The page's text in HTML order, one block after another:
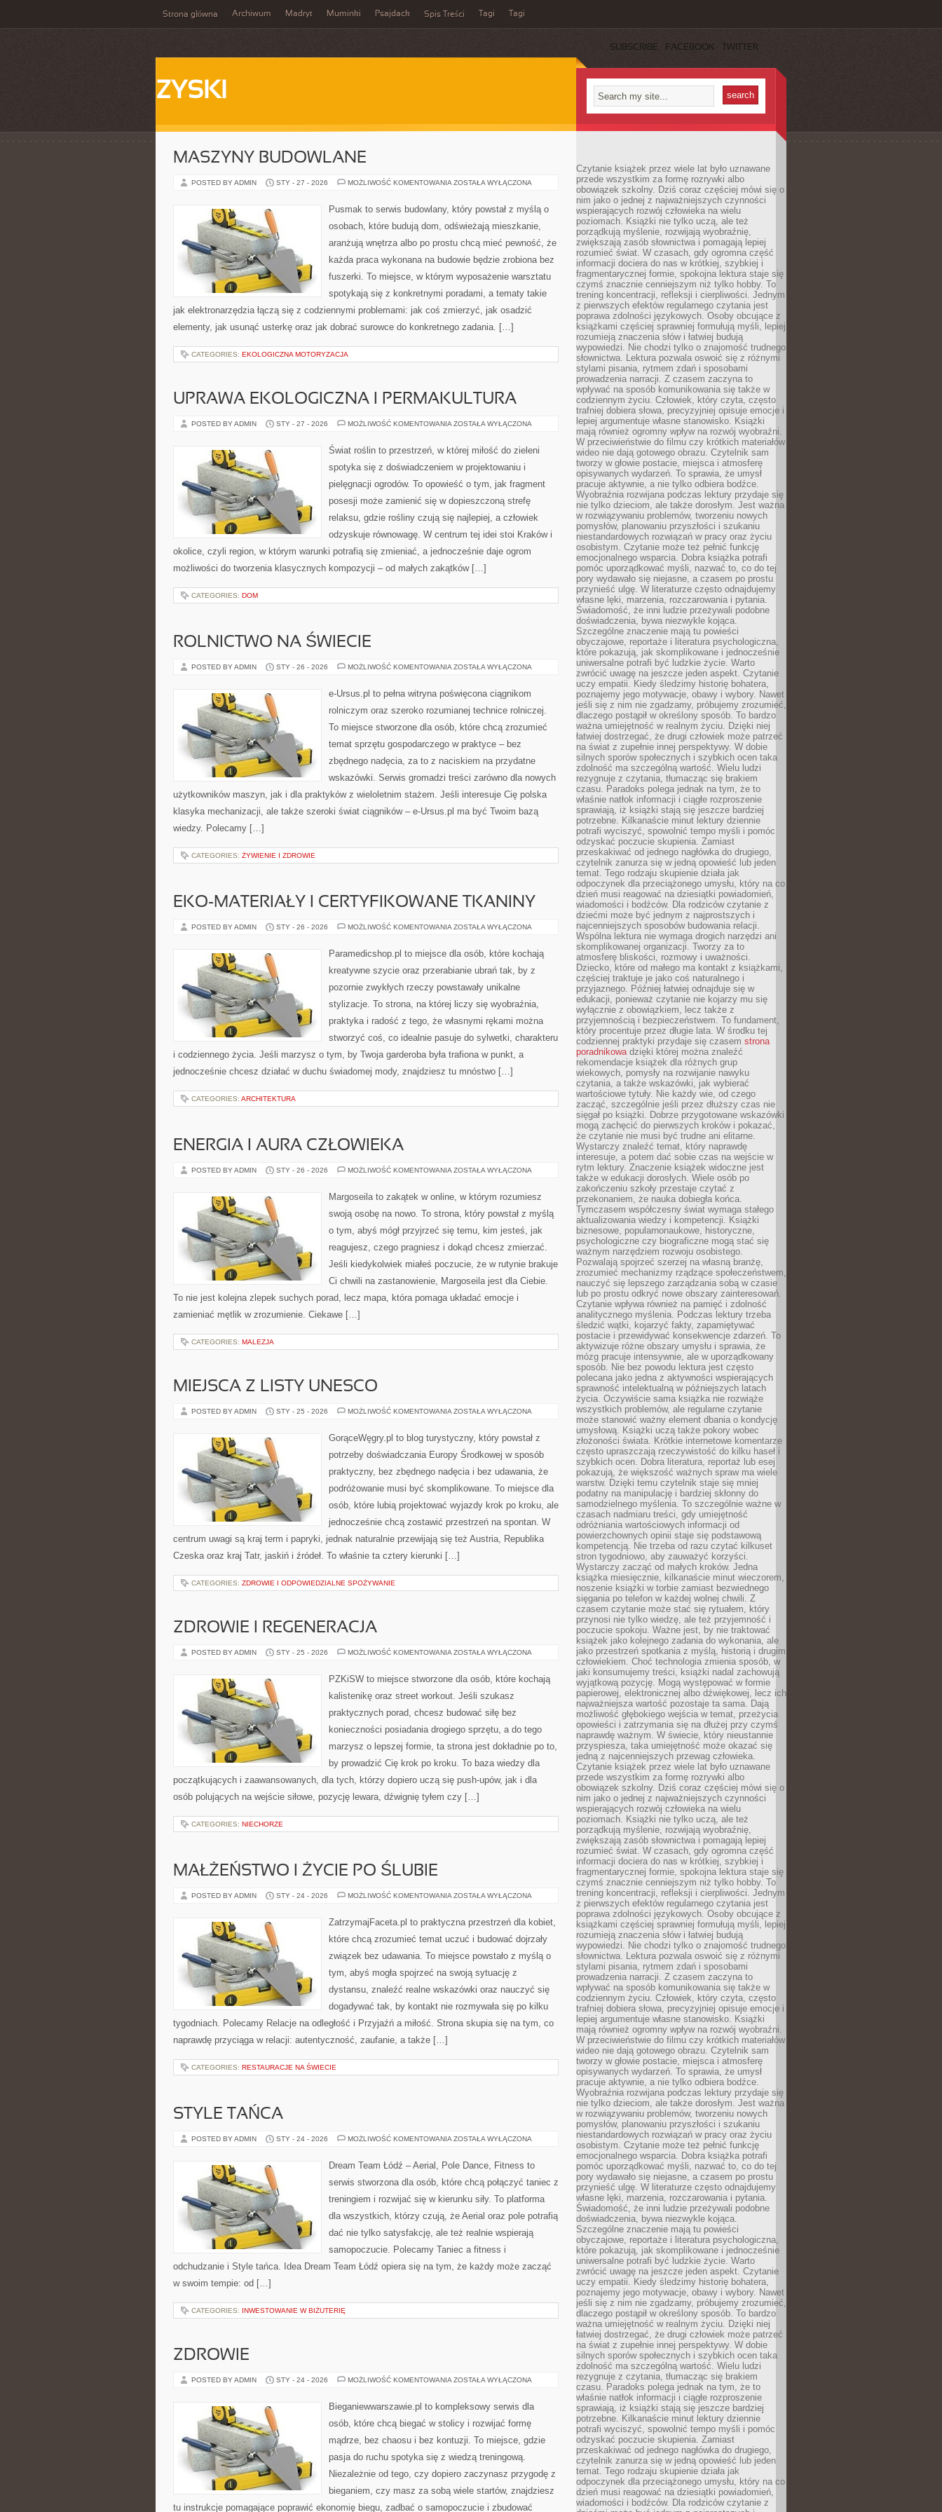
Strona główna Archiwum Madryt Muminki Psajdack Spis Treści Tagi Tagi
SUBSCRIBE FACEBOOK TWITTER
ZYSKI
MASZYNY BUDOWLANE
POSTED BY ADMIN STY - 27 - 2026 MOŻLIWOŚĆ KOMENTOWANIA MASZYNY
ZOSTAŁA WYŁĄCZONA
Pusmak to serwis budowlany, który powstał z myślą o
osobach, które budują dom, odświeżają mieszkanie,
aranżują wnętrza albo po prostu chcą mieć pewność, że
każda praca wykonana na budowie będzie zrobiona bez
fuszerki. To miejsce, w którym wyposażenie warsztatu
spotykają się z konkretnymi poradami, a tematy takie
jak elektronarzędzia łączą się z codziennymi problemami: jak coś zmierzyć, jak osadzić
elementy, jak usunąć usterkę oraz jak dobrać surowce do konkretnego zadania. […]
CATEGORIES: EKOLOGICZNA MOTORYZACJA
UPRAWA EKOLOGICZNA I PERMAKULTURA
POSTED BY ADMIN STY - 27 - 2026 MOŻLIWOŚĆ KOMENTOWANIA UPRAWA
PERMAKULTURA
ZOSTAŁA WYŁĄCZONA
Świat roślin to przestrzeń, w której miłość do zieleni
spotyka się z doświadczeniem w projektowaniu i
pielęgnacji ogrodów. To opowieść o tym, jak fragment
posesji może zamienić się w dopieszczoną strefę
relaksu, gdzie rośliny czują się najlepiej, a człowiek
odzyskuje równowagę. W centrum tej idei stoi Kraków i
okolice, czyli region, w którym warunki potrafią się zmieniać, a jednocześnie daje ogrom
możliwości do tworzenia klasycznych kompozycji – od małych zakątków […]
CATEGORIES: DOM
ROLNICTWO NA ŚWIECIE
POSTED BY ADMIN STY - 26 - 2026 MOŻLIWOŚĆ KOMENTOWANIA ROLNICTWO
ZOSTAŁA WYŁĄCZONA
e-Ursus.pl to pełna witryna poświęcona ciągnikom
rolniczym oraz szeroko rozumianej technice rolniczej.
To miejsce stworzone dla osób, które chcą zrozumieć
temat sprzętu gospodarczego w praktyce – bez
zbędnego nadęcia, za to z naciskiem na przydatne
wskazówki. Serwis gromadzi treści zarówno dla nowych
użytkowników maszyn, jak i dla praktyków z wieloletnim stażem. Jeśli interesuje Cię polska
klasyka mechanizacji, ale także szeroki świat ciągników – e-Ursus.pl ma być Twoim bazą
wiedzy. Polecamy […]
CATEGORIES: ŻYWIENIE I ZDROWIE
EKO-MATERIAŁY I CERTYFIKOWANE TKANINY
POSTED BY ADMIN STY - 26 - 2026 MOŻLIWOŚĆ KOMENTOWANIA EKO-
CERTYFIKOWANE
TKANINY
ZOSTAŁA WYŁĄCZONA
Paramedicshop.pl to miejsce dla osób, które kochają
kreatywne szycie oraz przerabianie ubrań tak, by z
pozornie zwykłych rzeczy powstawały unikalne
stylizacje. To strona, na której liczy się wyobraźnia,
praktyka i radość z tego, że własnymi rękami można
stworzyć coś, co idealnie pasuje do sylwetki, charakteru
i codziennego życia. Jeśli marzysz o tym, by Twoja garderoba była trafiona w punkt, a
jednocześnie chcesz działać w duchu świadomej mody, znajdziesz tu mnóstwo […]
CATEGORIES: ARCHITEKTURA
ENERGIA I AURA CZŁOWIEKA
POSTED BY ADMIN STY - 26 - 2026 MOŻLIWOŚĆ KOMENTOWANIA ENERGIA
CZŁOWIEKA
ZOSTAŁA WYŁĄCZONA
Margoseila to zakątek w online, w którym rozumiesz
swoją osobę na nowo. To strona, który powstał z myślą
o tym, abyś mógł przyjrzeć się temu, kim jesteś, jak
reagujesz, czego pragniesz i dokąd chcesz zmierzać.
Jeśli kiedykolwiek miałeś poczucie, że w rutynie brakuje
Ci chwili na zastanowienie, Margoseila jest dla Ciebie.
To nie jest kolejna zlepek suchych porad, lecz mapa, która pomaga układać emocje i
zamieniać mętlik w zrozumienie. Ciekawe […]
CATEGORIES: MALEZJA
MIEJSCA Z LISTY UNESCO
POSTED BY ADMIN STY - 25 - 2026 MOŻLIWOŚĆ KOMENTOWANIA MIEJSCA
UNESCO
ZOSTAŁA WYŁĄCZONA
GorąceWęgry.pl to blog turystyczny, który powstał z
potrzeby doświadczania Europy Środkowej w sposób
praktyczny, bez zbędnego nadęcia i bez udawania, że
podróżowanie musi być skomplikowane. To miejsce dla
osób, które lubią projektować wyjazdy krok po kroku, ale
jednocześnie chcą zostawić przestrzeń na spontan. W
centrum uwagi są kraj term i papryki, jednak naturalnie przewijają się też Austria, Republika
Czeska oraz kraj Tatr, jaskiń i źródeł. To właśnie ta cztery kierunki […]
CATEGORIES: ZDROWIE I ODPOWIEDZIALNE SPOŻYWANIE
ZDROWIE I REGENERACJA
POSTED BY ADMIN STY - 25 - 2026 MOŻLIWOŚĆ KOMENTOWANIA ZDROWIE
ZOSTAŁA WYŁĄCZONA
PZKiSW to miejsce stworzone dla osób, które kochają
kalistenikę oraz street workout. Jeśli szukasz
praktycznych porad, chcesz budować siłę bez
konieczności posiadania drogiego sprzętu, a do tego
marzysz o lepszej formie, ta strona jest dokładnie po to,
by prowadzić Cię krok po kroku. To baza wiedzy dla
początkujących i zaawansowanych, dla tych, którzy dopiero uczą się push-upów, jak i dla
osób polujących na wejście siłowe, pozycję lewara, dźwignię tyłem czy […]
CATEGORIES: NIECHORZE
MAŁŻEŃSTWO I ŻYCIE PO ŚLUBIE
POSTED BY ADMIN STY - 24 - 2026 MOŻLIWOŚĆ KOMENTOWANIA MAŁŻEŃSTWO
ŚLUBIE
ZOSTAŁA WYŁĄCZONA
ZatrzymajFaceta.pl to praktyczna przestrzeń dla kobiet,
które chcą zrozumieć temat uczuć i budować dojrzały
związek bez udawania. To miejsce powstało z myślą o
tym, abyś mogła spojrzeć na swoją sytuację z
dystansu, znaleźć realne wskazówki oraz nauczyć się
dogadywać tak, by kontakt nie rozmywała się po kilku
tygodniach. Polecamy Relacje na odległość i Przyjaźń a miłość. Strona skupia się na tym, co
naprawdę przyciąga w relacji: autentyczność, zaufanie, a także […]
CATEGORIES: RESTAURACJE NA ŚWIECIE
STYLE TAŃCA
POSTED BY ADMIN STY - 24 - 2026 MOŻLIWOŚĆ KOMENTOWANIA STYLE
ZOSTAŁA WYŁĄCZONA
Dream Team Łódź – Aerial, Pole Dance, Fitness to
serwis stworzona dla osób, które chcą połączyć taniec z
treningiem i rozwijać się w kierunku siły. To platforma
dla wszystkich, którzy czują, że Aerial oraz pole potrafią
dać nie tylko satysfakcję, ale też realnie wspierają
samopoczucie. Polecamy Taniec a fitness i
odchudzanie i Style tańca. Idea Dream Team Łódź opiera się na tym, że każdy może zacząć
w swoim tempie: od […]
CATEGORIES: INWESTOWANIE W BIŻUTERIĘ
ZDROWIE
POSTED BY ADMIN STY - 24 - 2026 MOŻLIWOŚĆ KOMENTOWANIA ZDROWIE
ZOSTAŁA WYŁĄCZONA
Bieganiewwarszawie.pl to kompleksowy serwis dla
osób, które chcą biegać w stolicy i rozwijać formę
mądrze, bez chaosu i bez kontuzji. To miejsce, gdzie
pasja do ruchu spotyka się z wiedzą treningową.
Niezależnie od tego, czy dopiero zaczynasz przygodę z
bieganiem, czy masz za sobą wiele startów, znajdziesz
tu instrukcje pomagające poprawić ekonomię biegu, zadbać o samopoczucie i zbudować
Czytanie książek przez wiele lat było uznawane
przede wszystkim za formę rozrywki albo
obowiązek szkolny. Dziś coraz częściej mówi się o
nim jako o jednej z najważniejszych czynności
wspierających rozwój człowieka na wielu
poziomach. Książki nie tylko uczą, ale też
porządkują myślenie, rozwijają wyobraźnię,
zwiększają zasób słownictwa i pomagają lepiej
rozumieć świat. W czasach, gdy ogromna część
informacji dociera do nas w krótkiej, szybkiej i
fragmentarycznej formie, spokojna lektura staje się
czymś znacznie cenniejszym niż tylko hobby. To
trening koncentracji, refleksji i cierpliwości. Jednym
z pierwszych efektów regularnego czytania jest
poprawa zdolności językowych. Osoby obcujące z
książkami częściej sprawniej formułują myśli, lepiej
rozumieją znaczenia słów i łatwiej budują
wypowiedzi. Nie chodzi tylko o znajomość trudnego
słownictwa. Lektura pozwala oswoić się z różnymi
stylami pisania, rytmem zdań i sposobami
prowadzenia narracji. Z czasem zaczyna to
wpływać na sposób komunikowania się także w
codziennym życiu. Człowiek, który czyta, często
trafniej dobiera słowa, precyzyjniej opisuje emocje i
lepiej argumentuje własne stanowisko. Książki
mają również ogromny wpływ na rozwój wyobraźni.
W przeciwieństwie do filmu czy krótkich materiałów
wideo nie dają gotowego obrazu. Czytelnik sam
tworzy w głowie postacie, miejsca i atmosferę
opisywanych wydarzeń. To sprawia, że umysł
pracuje aktywnie, a nie tylko odbiera bodźce.
Wyobraźnia rozwijana podczas lektury przydaje się
nie tylko dzieciom, ale także dorosłym. Jest ważna
w rozwiązywaniu problemów, tworzeniu nowych
pomysłów, planowaniu przyszłości i szukaniu
niestandardowych rozwiązań w pracy oraz życiu
osobistym. Czytanie może też pełnić funkcję
emocjonalnego wsparcia. Dobra książka potrafi
pomóc uporządkować myśli, nazwać to, co do tej
pory wydawało się niejasne, a czasem po prostu
przynieść ulgę. W literaturze często odnajdujemy
własne lęki, marzenia, rozczarowania i pytania.
Świadomość, że inni ludzie przeżywali podobne
doświadczenia, bywa niezwykle kojąca.
Szczególne znaczenie mają tu powieści
obyczajowe, reportaże i literatura psychologiczna,
które pokazują, jak skomplikowane i jednocześnie
uniwersalne potrafi być ludzkie życie. Warto
zwrócić uwagę na jeszcze jeden aspekt. Czytanie
uczy empatii. Kiedy śledzimy historię bohatera,
poznajemy jego motywacje, obawy i wybory. Nawet
jeśli się z nim nie zgadzamy, próbujemy zrozumieć,
dlaczego postąpił w określony sposób. To bardzo
ważna umiejętność w realnym życiu. Dzięki niej
łatwiej dostrzegać, że drugi człowiek może patrzeć
na świat z zupełnie innej perspektywy. W dobie
silnych sporów społecznych i szybkich ocen taka
zdolność ma szczególną wartość. Wielu ludzi
rezygnuje z czytania, tłumacząc się brakiem
czasu. Paradoks polega jednak na tym, że to
właśnie natłok informacji i ciągłe rozproszenie
sprawiają, iż książki stają się jeszcze bardziej
potrzebne. Kilkanaście minut lektury dziennie
potrafi wyciszyć, spowolnić tempo myśli i pomóc
odzyskać poczucie skupienia. Zamiast
przeskakiwać od jednego nagłówka do drugiego,
czytelnik zanurza się w jedną opowieść lub jeden
temat. Tego rodzaju skupienie działa jak
odpoczynek dla przeciążonego umysłu, który na co
dzień musi reagować na dziesiątki powiadomień,
wiadomości i bodźców. Dla rodziców czytanie z
dziećmi może być jednym z najprostszych i
najcenniejszych sposobów budowania relacji.
Wspólna lektura nie wymaga drogich narzędzi ani
skomplikowanej organizacji. Tworzy za to
atmosferę bliskości, rozmowy i uważności.
Dziecko, które od małego ma kontakt z książkami,
częściej traktuje je jako coś naturalnego i
przyjaznego. Później łatwiej odnajduje się w
edukacji, ponieważ czytanie nie kojarzy mu się
wyłącznie z obowiązkiem, lecz także z
przyjemnością i bezpieczeństwem. To fundament,
który procentuje przez długie lata. W środku tej
codziennej praktyki przydaje się czasem strona
poradnikowadzięki której można znaleźć
rekomendacje książek dla różnych grup
wiekowych, pomysły na rozwijanie nawyku
czytania, a także wskazówki, jak wybierać
wartościowe tytuły. Nie każdy wie, od czego
zacząć, szczególnie jeśli przez dłuższy czas nie
sięgał po książki. Dobrze przygotowane wskazówki
mogą zachęcić do pierwszych kroków i pokazać,
że czytanie nie musi być trudne ani elitarne.
Wystarczy znaleźć temat, który naprawdę
interesuje, a potem dać sobie czas na wejście w
rytm lektury. Znaczenie książek widoczne jest
także w edukacji dorosłych. Wiele osób po
zakończeniu szkoły przestaje czytać z
przekonaniem, że nauka dobiegła końca.
Tymczasem współczesny świat wymaga stałego
aktualizowania wiedzy i kompetencji. Książki
biznesowe, popularnonaukowe, historyczne,
psychologiczne czy biograficzne mogą stać się
ważnym narzędziem rozwoju osobistego.
Pozwalają spojrzeć szerzej na własną branżę,
zrozumieć mechanizmy rządzące społeczeństwem,
nauczyć się lepszego zarządzania sobą w czasie
lub po prostu odkryć nowe obszary zainteresowań.
Czytanie wpływa również na pamięć i zdolność
analitycznego myślenia. Podczas lektury trzeba
śledzić wątki, kojarzyć fakty, zapamiętywać
postacie i przewidywać konsekwencje zdarzeń. To
aktywizuje różne obszary umysłu i sprawia, że
mózg pracuje intensywnie, ale w uporządkowany
sposób. Nie bez powodu lektura jest często
polecana jako jedna z aktywności wspierających
sprawność intelektualną w późniejszych latach
życia. Oczywiście sama książka nie rozwiąże
wszystkich problemów, ale regularne czytanie
może stanowić ważny element dbania o kondycję
umysłową. Książki uczą także pokory wobec
złożoności świata. Krótkie internetowe komentarze
często upraszczają rzeczywistość do kilku haseł i
szybkich ocen. Dobra literatura, reportaż lub esej
pokazują, że większość ważnych spraw ma wiele
warstw. Dzięki temu czytelnik staje się mniej
podatny na manipulację i bardziej skłonny do
samodzielnego myślenia. To szczególnie ważne w
czasach nadmiaru treści, gdy umiejętność
odróżniania wartościowych informacji od
powierzchownych opinii staje się podstawową
kompetencją. Nie trzeba od razu czytać kilkuset
stron tygodniowo, aby zauważyć korzyści.
Wystarczy zacząć od małych kroków. Jedna
książka miesięcznie, kilkanaście minut wieczorem,
noszenie książki w torbie zamiast bezwiednego
sięgania po telefon w każdej wolnej chwili. Z
czasem czytanie może stać się rytuałem, który
przynosi nie tylko wiedzę, ale też przyjemność i
poczucie spokoju. Ważne jest, by nie traktować
książek jako kolejnego zadania do wykonania, ale
jako przestrzeń spotkania z myślą, historią i drugim
człowiekiem. Choć technologia zmienia sposób, w
jaki konsumujemy treści, książki nadal zachowują
wyjątkową pozycję. Mogą występować w formie
papierowej, elektronicznej albo dźwiękowej, lecz ich
najważniejsza wartość pozostaje ta sama. Dają
możliwość głębokiego wejścia w temat, przeżycia
opowieści i zatrzymania się na dłużej przy czymś
naprawdę ważnym. W świecie, który nieustannie
przyspiesza, taka umiejętność może okazać się
jedną z najcenniejszych przewag człowieka.
Czytanie książek przez wiele lat było uznawane
przede wszystkim za formę rozrywki albo
obowiązek szkolny. Dziś coraz częściej mówi się o
nim jako o jednej z najważniejszych czynności
wspierających rozwój człowieka na wielu
poziomach. Książki nie tylko uczą, ale też
porządkują myślenie, rozwijają wyobraźnię,
zwiększają zasób słownictwa i pomagają lepiej
rozumieć świat. W czasach, gdy ogromna część
informacji dociera do nas w krótkiej, szybkiej i
fragmentarycznej formie, spokojna lektura staje się
czymś znacznie cenniejszym niż tylko hobby. To
trening koncentracji, refleksji i cierpliwości. Jednym
z pierwszych efektów regularnego czytania jest
poprawa zdolności językowych. Osoby obcujące z
książkami częściej sprawniej formułują myśli, lepiej
rozumieją znaczenia słów i łatwiej budują
wypowiedzi. Nie chodzi tylko o znajomość trudnego
słownictwa. Lektura pozwala oswoić się z różnymi
stylami pisania, rytmem zdań i sposobami
prowadzenia narracji. Z czasem zaczyna to
wpływać na sposób komunikowania się także w
codziennym życiu. Człowiek, który czyta, często
trafniej dobiera słowa, precyzyjniej opisuje emocje i
lepiej argumentuje własne stanowisko. Książki
mają również ogromny wpływ na rozwój wyobraźni.
W przeciwieństwie do filmu czy krótkich materiałów
wideo nie dają gotowego obrazu. Czytelnik sam
tworzy w głowie postacie, miejsca i atmosferę
opisywanych wydarzeń. To sprawia, że umysł
pracuje aktywnie, a nie tylko odbiera bodźce.
Wyobraźnia rozwijana podczas lektury przydaje się
nie tylko dzieciom, ale także dorosłym. Jest ważna
w rozwiązywaniu problemów, tworzeniu nowych
pomysłów, planowaniu przyszłości i szukaniu
niestandardowych rozwiązań w pracy oraz życiu
osobistym. Czytanie może też pełnić funkcję
emocjonalnego wsparcia. Dobra książka potrafi
pomóc uporządkować myśli, nazwać to, co do tej
pory wydawało się niejasne, a czasem po prostu
przynieść ulgę. W literaturze często odnajdujemy
własne lęki, marzenia, rozczarowania i pytania.
Świadomość, że inni ludzie przeżywali podobne
doświadczenia, bywa niezwykle kojąca.
Szczególne znaczenie mają tu powieści
obyczajowe, reportaże i literatura psychologiczna,
które pokazują, jak skomplikowane i jednocześnie
uniwersalne potrafi być ludzkie życie. Warto
zwrócić uwagę na jeszcze jeden aspekt. Czytanie
uczy empatii. Kiedy śledzimy historię bohatera,
poznajemy jego motywacje, obawy i wybory. Nawet
jeśli się z nim nie zgadzamy, próbujemy zrozumieć,
dlaczego postąpił w określony sposób. To bardzo
ważna umiejętność w realnym życiu. Dzięki niej
łatwiej dostrzegać, że drugi człowiek może patrzeć
na świat z zupełnie innej perspektywy. W dobie
silnych sporów społecznych i szybkich ocen taka
zdolność ma szczególną wartość. Wielu ludzi
rezygnuje z czytania, tłumacząc się brakiem
czasu. Paradoks polega jednak na tym, że to
właśnie natłok informacji i ciągłe rozproszenie
sprawiają, iż książki stają się jeszcze bardziej
potrzebne. Kilkanaście minut lektury dziennie
potrafi wyciszyć, spowolnić tempo myśli i pomóc
odzyskać poczucie skupienia. Zamiast
przeskakiwać od jednego nagłówka do drugiego,
czytelnik zanurza się w jedną opowieść lub jeden
temat. Tego rodzaju skupienie działa jak
odpoczynek dla przeciążonego umysłu, który na co
dzień musi reagować na dziesiątki powiadomień,
wiadomości i bodźców. Dla rodziców czytanie z